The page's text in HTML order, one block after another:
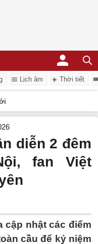
📅 Lịch âm ☀️ Thời tiết
diễn 2 đêm
fan Việt
cập nhật các điểm
cầu để kỷ niệm